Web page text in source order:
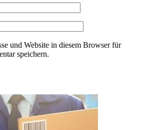
und Website in diesem Browser für
speichern.